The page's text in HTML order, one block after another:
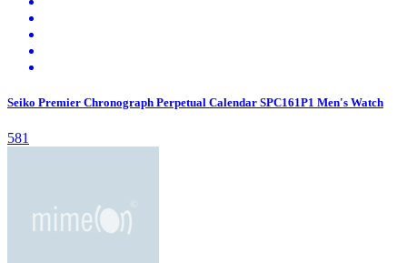
Seiko Premier Chronograph Perpetual Calendar SPC161P1 Men's Watch
581